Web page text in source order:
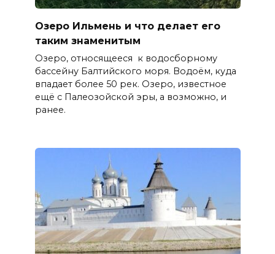
Озеро Ильмень и что делает его
таким знаменитым
Озеро, относящееся к водосборному
бассейну Балтийского моря. Водоём, куда
впадает более 50 рек. Озеро, известное
ещё с Палеозойской эры, а возможно, и
ранее.